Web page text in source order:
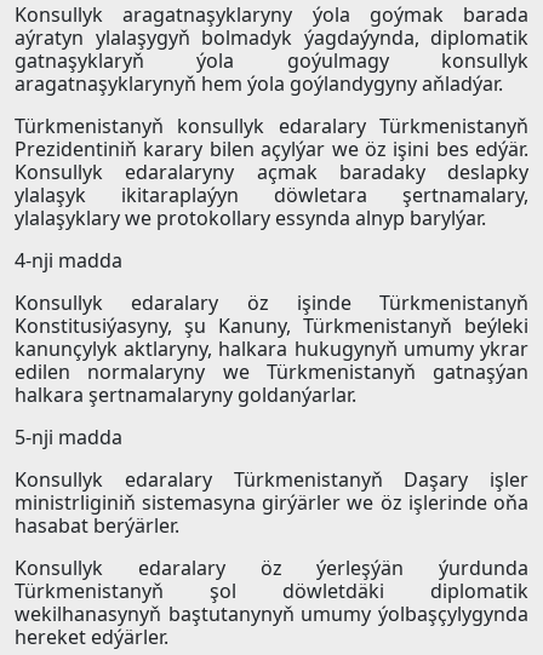
Konsullyk aragatnaşyklaryny ýola goýmak barada
aýratyn ylalaşygyň bolmadyk ýagdaýynda, diplomatik
gatnaşyklaryň ýola goýulmagy konsullyk
aragatnaşyklarynyň hem ýola goýlandygyny aňladýar.
Türkmenistanyň konsullyk edaralary Türkmenistanyň
Prezidentiniň karary bilen açylýar we öz işini bes edýär.
Konsullyk edaralaryny açmak baradaky deslapky
ylalaşyk ikitaraplaýyn döwletara şertnamalary,
ylalaşyklary we protokollary essynda alnyp barylýar.
4-nji madda
Konsullyk edaralary öz işinde Türkmenistanyň
Konstitusiýasyny, şu Kanuny, Türkmenistanyň beýleki
kanunçylyk aktlaryny, halkara hukugynyň umumy ykrar
edilen normalaryny we Türkmenistanyň gatnaşýan
halkara şertnamalaryny goldanýarlar.
5-nji madda
Konsullyk edaralary Türkmenistanyň Daşary işler
ministrliginiň sistemasyna girýärler we öz işlerinde oňa
hasabat berýärler.
Konsullyk edaralary öz ýerleşýän ýurdunda
Türkmenistanyň şol döwletdäki diplomatik
wekilhanasynyň baştutanynyň umumy ýolbaşçylygynda
hereket edýärler.